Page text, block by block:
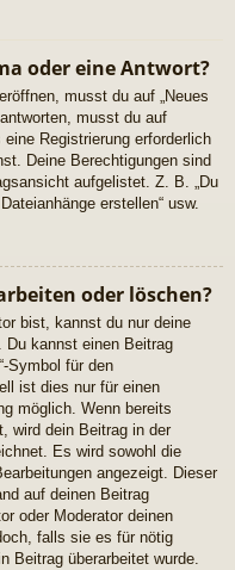
oder eine Antwort?
musst du auf „Neues
musst du auf
Registrierung erforderlich
Deine Berechtigungen sind
aufgelistet. Z. B. „Du
erstellen“ usw.
oder löschen?
bist, kannst du nur deine
Du kannst einen Beitrag
Symbol für den
ist dies nur für einen
möglich. Wenn bereits
wird dein Beitrag in der
Es wird sowohl die
angezeigt. Dieser
auf deinen Beitrag
oder Moderator deinen
falls sie es für nötig
Beitrag überarbeitet wurde.